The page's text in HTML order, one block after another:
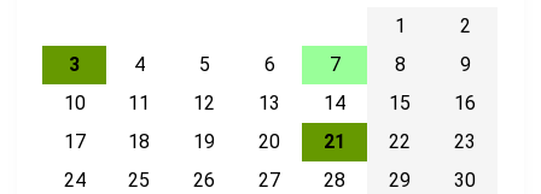
1
2
3
4 5 6 7 8
9
10
11 12 13 14 15
16
17
18 19 20 21 22
23
24
25 26 27 28 29
30